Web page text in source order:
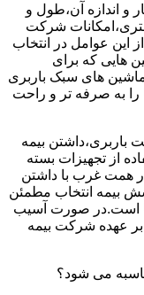
و اندازه آن،طول و
شرکت
این عوامل در انتخاب
هایی که برای
های سبک باربری
را به صرفه تر و راحت
باربری،داشتن بیمه
از تجهیزات بسته
همت غرب با داشتن
بیمه انتخاب مطمئن
است.در صورت آسیب
بر عهده شرکت بیمه
می شود؟